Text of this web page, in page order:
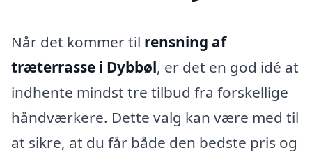
Når det kommer til rensning af
træterrasse i Dybbøl, er det en god idé at
indhente mindst tre tilbud fra forskellige
håndværkere. Dette valg kan være med til
at sikre, at du får både den bedste pris og